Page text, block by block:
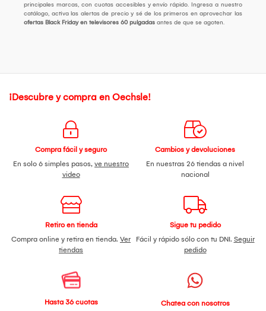
principales marcas, con cuotas accesibles y envío rápido. Ingresa a nuestro
catálogo, activa las alertas de precio y sé de los primeros en aprovechar las
ofertas Black Friday en televisores 60 pulgadas antes de que se agoten.
¡Descubre y compra en Oechsle!
Compra fácil y seguro
En solo 6 simples pasos, ve nuestro
video
Cambios y devoluciones
En nuestras 26 tiendas a nivel
nacional
Retiro en tienda
Compra online y retira en tienda. Ver
tiendas
Sigue tu pedido
Fácil y rápido sólo con tu DNI. Seguir
pedido
Hasta 36 cuotas
Chatea con nosotros